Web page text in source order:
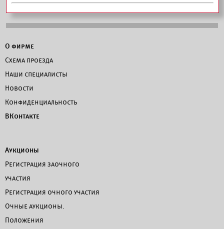
О фирме
Схема проезда
Наши специалисты
Новости
Конфиденциальность
ВКонтакте
Аукционы
Регистрация заочного
участия
Регистрация очного участия
Очные аукционы.
Положения